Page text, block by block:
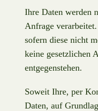
Ihre Daten werden
Anfrage
sofern diese nicht
keine gesetzlichen
entgegenstehen.
Soweit Ihre, per
Daten, auf